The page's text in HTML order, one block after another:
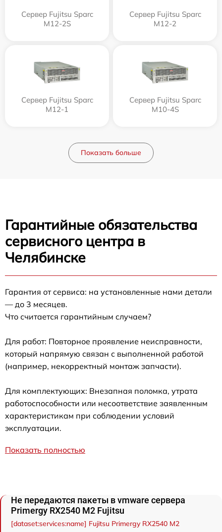
Сервер Fujitsu Sparc
M12-2S
Сервер Fujitsu Sparc
M12-2
Сервер Fujitsu Sparc
M12-1
Сервер Fujitsu Sparc
M10-4S
Показать больше
Гарантийные обязательства
сервисного центра в
Челябинске
Гарантия от сервиса: на установленные нами детали
— до 3 месяцев.
Что считается гарантийным случаем?
Для работ: Повторное проявление неисправности,
который напрямую связан с выполненной работой
(например, некорректный монтаж запчасти).
Для комплектующих: Внезапная поломка, утрата
работоспособности или несоответствие заявленным
характеристикам при соблюдении условий
эксплуатации.
Показать полностью
Не передаются пакеты в vmware сервера
Primergy RX2540 M2 Fujitsu
[dataset:services:name] Fujitsu Primergy RX2540 M2